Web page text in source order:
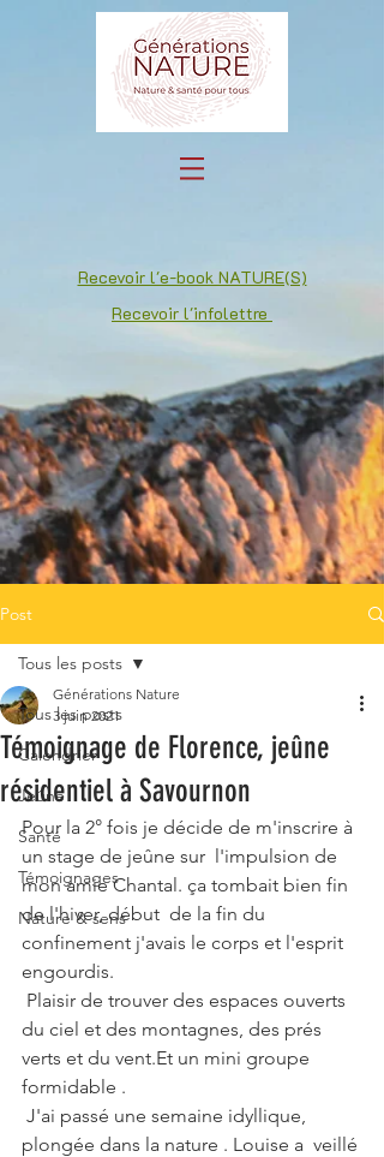
Recevoir l'e-book NATURE(S)
Recevoir l'infolettre
Post
Tous les posts
Calendrier
Jeûne
Santé
Témoignages
Nature & sens
Tous les posts
Témoignage de Florence, jeûne
résidentiel à Savournon
Générations Nature
3 juin 2021
Pour la 2° fois je décide de m'inscrire à
un stage de jeûne sur  l'impulsion de
mon amie Chantal. ça tombait bien fin
de l'hiver, début  de la fin du
confinement j'avais le corps et l'esprit
engourdis.
du ciel et des montagnes, des prés
verts et du vent.Et un mini groupe
formidable .
plongée dans la nature . Louise a  veillé